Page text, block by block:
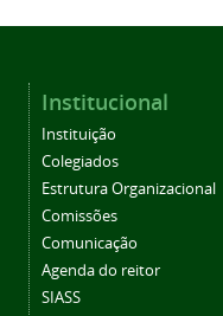
Institucional
Instituição
Colegiados
Estrutura Organizacional
Comissões
Comunicação
Agenda do reitor
SIASS